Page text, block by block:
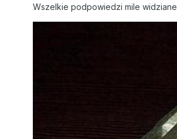
Wszelkie podpowiedzi mile widziane